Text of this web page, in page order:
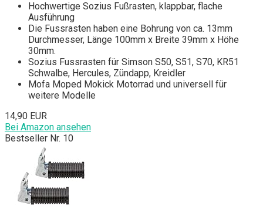
Hochwertige Sozius Fußrasten, klappbar, flache
Ausführung
Die Fussrasten haben eine Bohrung von ca. 13mm
Durchmesser, Länge 100mm x Breite 39mm x Höhe
30mm.
Sozius Fussrasten für Simson S50, S51, S70, KR51
Schwalbe, Hercules, Zündapp, Kreidler
Mofa Moped Mokick Motorrad und universell für
weitere Modelle
14,90 EUR
Bei Amazon ansehen
Bestseller Nr. 10